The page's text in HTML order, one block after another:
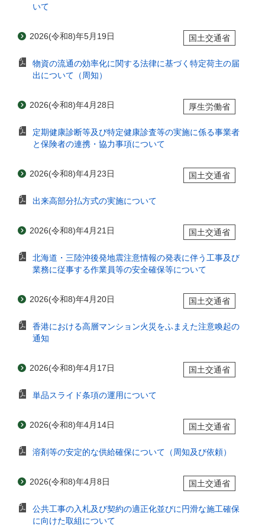
いて
2026(令和8)年5月19日 国土交通省
物資の流通の効率化に関する法律に基づく特定荷主の届
出について（周知）
2026(令和8)年4月28日 厚生労働省
定期健康診断等及び特定健康診査等の実施に係る事業者
と保険者の連携・協力事項について
2026(令和8)年4月23日 国土交通省
出来高部分払方式の実施について
2026(令和8)年4月21日 国土交通省
北海道・三陸沖後発地震注意情報の発表に伴う工事及び
業務に従事する作業員等の安全確保等について
2026(令和8)年4月20日 国土交通省
香港における高層マンション火災をふまえた注意喚起の
通知
2026(令和8)年4月17日 国土交通省
単品スライド条項の運用について
2026(令和8)年4月14日 国土交通省
溶剤等の安定的な供給確保について（周知及び依頼）
2026(令和8)年4月8日 国土交通省
公共工事の入札及び契約の適正化並びに円滑な施工確保
に向けた取組について